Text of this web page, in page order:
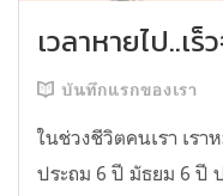
เวลาหายไป..เร็
บันทึกแรกของเรา
ในช่วงชีวิตคนเรา เรา
ประถม 6 ปี มัธยม 6 ปี